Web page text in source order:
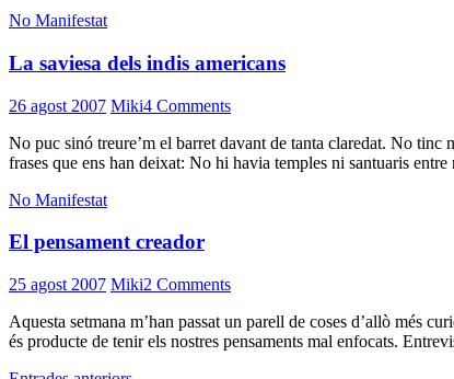
No Manifestat
La saviesa dels indis americans
26 agost 2007 Miki4 Comments
No puc sinó treure’m el barret davant de tanta claredat. No
frases que ens han deixat: No hi havia temples ni santuaris
No Manifestat
El pensament creador
25 agost 2007 Miki2 Comments
Aquesta setmana m’han passat un parell de coses d’allò més
és producte de tenir els nostres pensaments mal enfocats.